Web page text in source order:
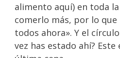
alimento aquí) en toda
comerlo más, por lo
todos ahora». Y el
vez has estado ahí?